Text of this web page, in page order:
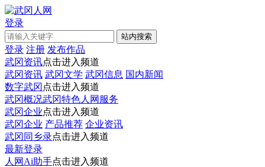
登录
登录 注册 发布作品
武冈资讯点击进入频道
武冈资讯 武冈文学 武冈信息 国内新闻
数字武冈 点击进入频道
武冈概况武冈特色人网服务
武冈企业点击进入频道
武冈企业 产品推荐 企业资讯
武冈同乡录点击进入频道
最新登录
人网Ai助手点击进入频道